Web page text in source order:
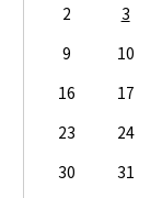
2
3
9
10
16
17
23
24
30
31